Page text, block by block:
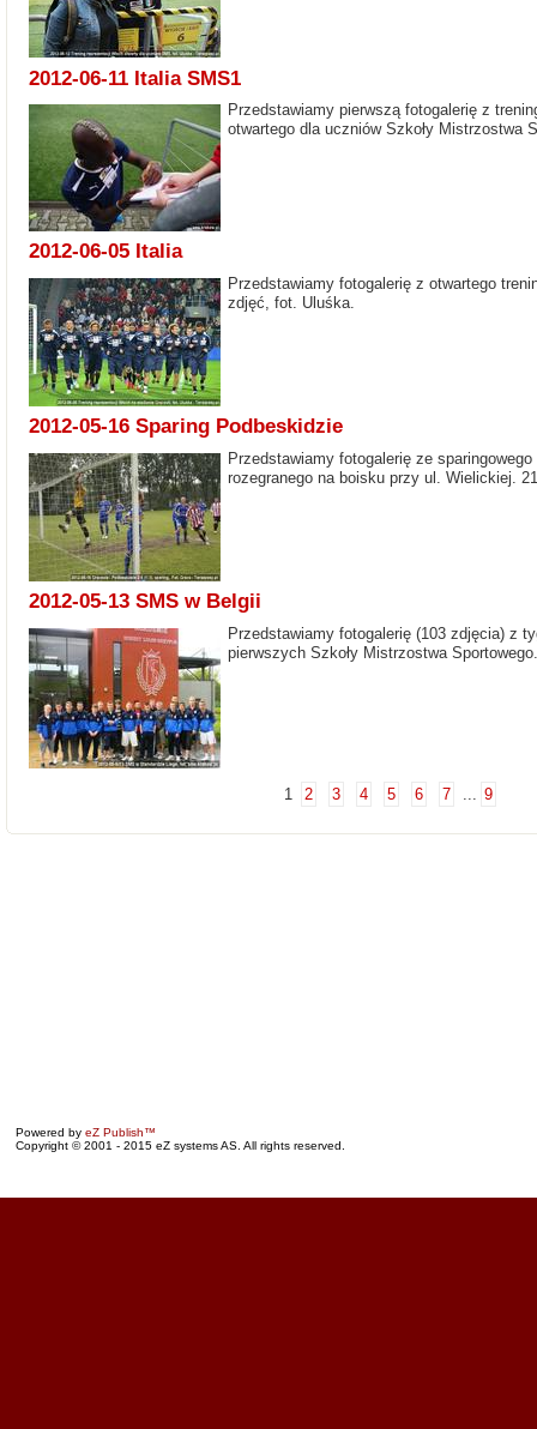
2012-06-11 Italia SMS1
Przedstawiamy pierwszą fotogalerię z
otwartego dla uczniów Szkoły Mistrzostwa
2012-06-05 Italia
Przedstawiamy fotogalerię z otwartego
zdjęć, fot. Uluśka.
2012-05-16 Sparing Podbeskidzie
Przedstawiamy fotogalerię ze
rozegranego na boisku przy ul. Wielickiej.
2012-05-13 SMS w Belgii
Przedstawiamy fotogalerię (103 zdjęcia) z
pierwszych Szkoły Mistrzostwa
1 2 3 4 5 6 7 9
Powered by eZ Publish™
Copyright © 2001 - 2015 eZ systems AS. All rights reserved.